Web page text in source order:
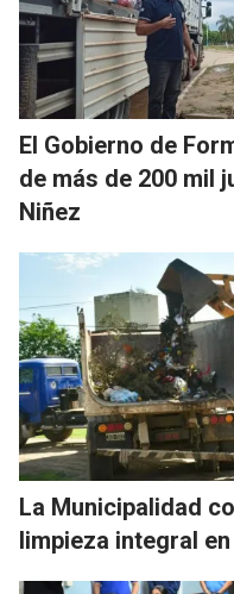
El Gobierno de
de más de 200 mil
Niñez
La Municipalidad
limpieza integral